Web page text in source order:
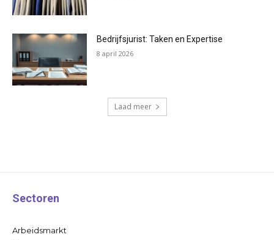
Bedrijfsjurist: Taken en Expertise
8 april 2026
Laad meer
Sectoren
Arbeidsmarkt